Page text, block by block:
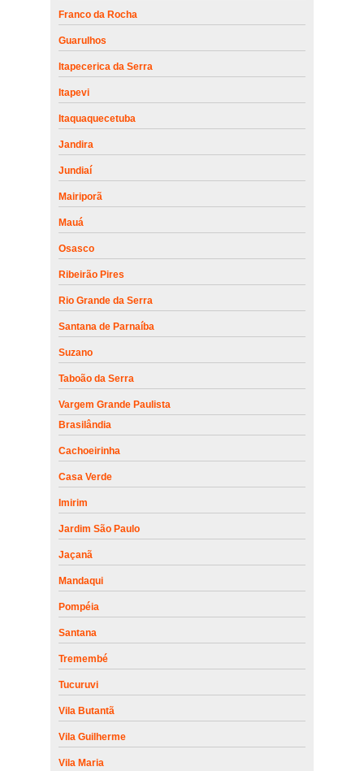
Franco da Rocha
Guarulhos
Itapecerica da Serra
Itapevi
Itaquaquecetuba
Jandira
Jundiaí
Mairiporã
Mauá
Osasco
Ribeirão Pires
Rio Grande da Serra
Santana de Parnaíba
Suzano
Taboão da Serra
Vargem Grande Paulista
Brasilândia
Cachoeirinha
Casa Verde
Imirim
Jardim São Paulo
Jaçanã
Mandaqui
Pompéia
Santana
Tremembé
Tucuruvi
Vila Butantã
Vila Guilherme
Vila Maria